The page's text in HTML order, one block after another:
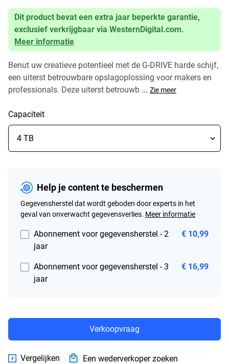
Dit product bevat een extra jaar beperkte garantie,
exclusief verkrijgbaar via WesternDigital.com.
Meer informatie
Benut uw creatieve potentieel met de G-DRIVE harde schijf,
een uiterst betrouwbare opslagoplossing voor makers en
professionals. Deze uiterst betrouwb ... Zie meer
Capaciteit
Help je content te beschermen
Gegevensherstel dat wordt geboden door experts in het
geval van onverwacht gegevensverlies. Meer informatie
Abonnement voor gegevensherstel - 2
jaar
€ 10,99
Abonnement voor gegevensherstel - 3
jaar
€ 16,99
Verkoopvraag
Vergelijken Een wederverkoper zoeken